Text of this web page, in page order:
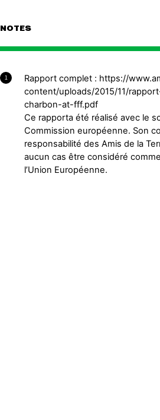
NOTES
1
Rapport complet : https://
content/uploads/2015/11/
charbon-at-fff.pdf
Ce rapporta été réalisé avec le
Commission européenne. Son
responsabilité des Amis de la
aucun cas être considéré
l’Union Européenne.